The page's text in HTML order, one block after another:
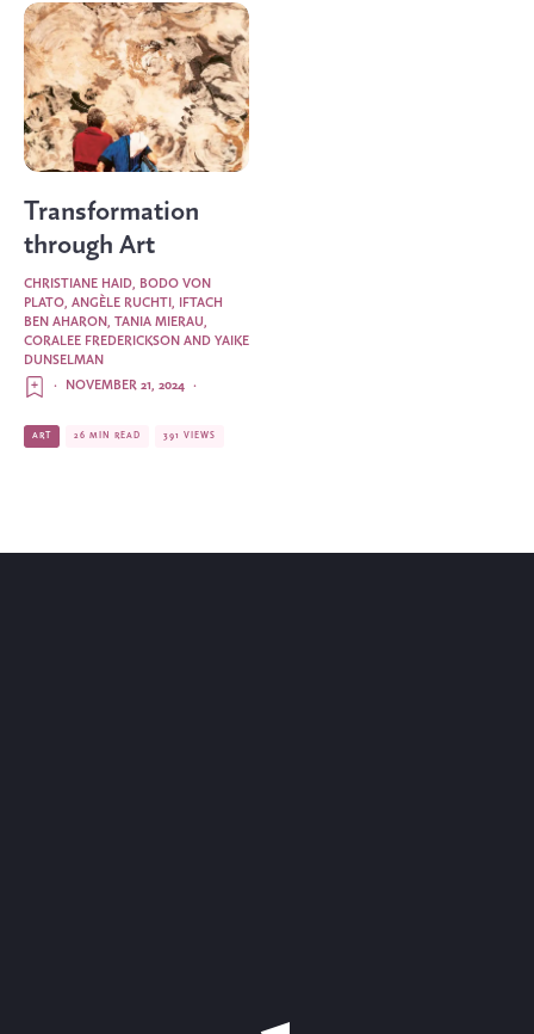
Transformation
through Art
CHRISTIANE HAID, BODO VON
PLATO, ANGÈLE RUCHTI ,
IFTACH
BEN AHARON, TANIA MIERAU,
CORALEE FREDERICKSON AND YAIKE
DUNSELMAN
·
NOVEMBER 21, 2024
·
ART 26 MIN READ 391 VIEWS